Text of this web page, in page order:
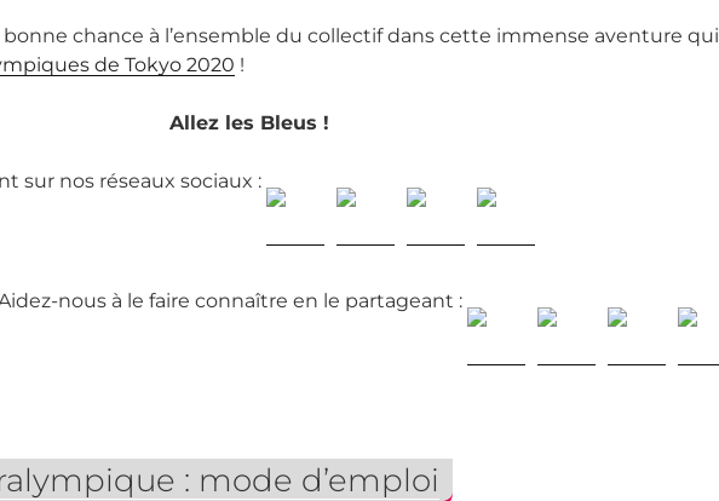
chance à l’ensemble du collectif dans cette immense aventure qui
de Tokyo 2020 !
Allez les Bleus !
sur nos réseaux sociaux :
nous à le faire connaître en le partageant :
: mode d’emploi